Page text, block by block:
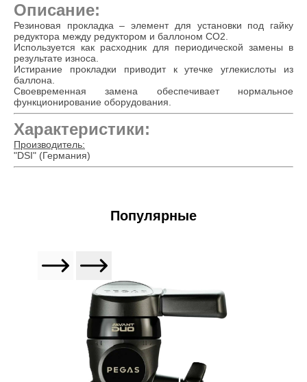
Описание:
Резиновая прокладка – элемент для установки под гайку
редуктора между редуктором и баллоном СО2.
Используется как расходник для периодической замены в
результате износа.
Истирание прокладки приводит к утечке углекислоты из
баллона.
Своевременная замена обеспечивает нормальное
функционирование оборудования.
Характеристики:
Производитель:
"DSI" (Германия)
Популярные